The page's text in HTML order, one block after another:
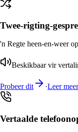
Twee-rigting-
'n Regte heen-en-weer
Beskikbaar vir
Probeer dit ·Leer meer
Vertaalde